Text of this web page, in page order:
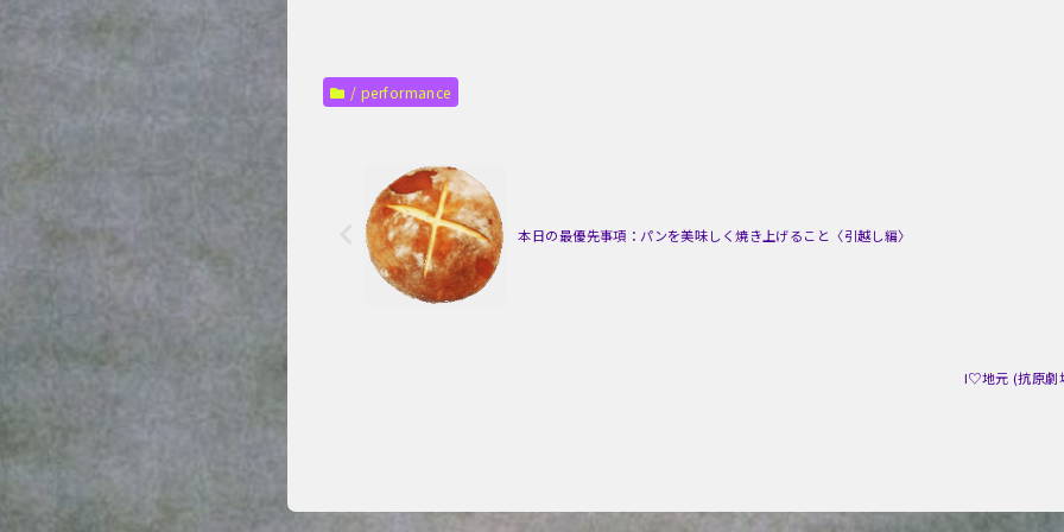
/ performance
本日の最優先事項：パンを美味しく焼き上げること〈引越し編〉
I♡地元 (抗原劇